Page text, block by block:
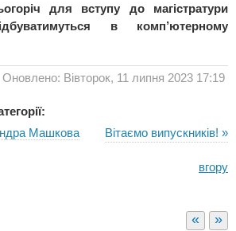
для вступу до магістратури
в комп’ютерному
Оновлено: Вівторок, 11 липня 2023 17:19
Машкова
Вітаємо випускників! »
вгору
« »